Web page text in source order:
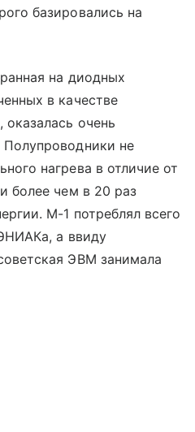
базировались на
на диодных
в качестве
очень
не
нагрева в отличие от
более чем в 20 раз
М-1 потреблял всего
а ввиду
ЭВМ занимала